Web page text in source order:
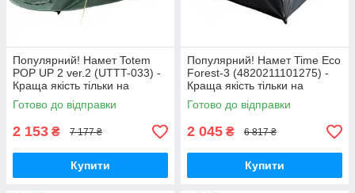
Популярний! Намет Totem
POP UP 2 ver.2 (UTTT-033) -
Краща якість тільки на
Nukleon.com.ua
Готово до відправки
2 153 ₴ 7 177 ₴
Купити
Популярний! Намет Time Eco
Forest-3 (4820211101275) -
Краща якість тільки на
Nukleon.com.ua
Готово до відправки
2 045 ₴ 6 817 ₴
Купити